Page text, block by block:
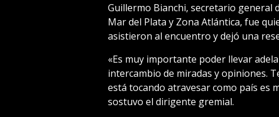
Guillermo Bianchi, secretario general
Mar del Plata y Zona Atlántica, fue
asistieron al encuentro y dejó una
«Es muy importante poder llevar
intercambio de miradas y opiniones.
está tocando atravesar como país es
sostuvo el dirigente gremial.